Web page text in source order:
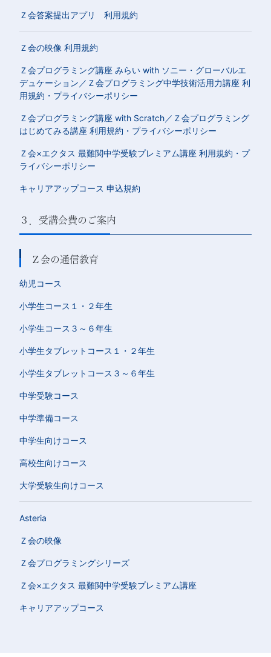
Ｚ会答案提出アプリ 利用規約
Ｚ会の映像 利用規約
Ｚ会プログラミング講座 みらい with ソニー・グローバルエ
デュケーション／Ｚ会プログラミング中学技術活用力講座 利
用規約・プライバシーポリシー
Ｚ会プログラミング講座 with Scratch／Ｚ会プログラミング
はじめてみる講座 利用規約・プライバシーポリシー
Ｚ会×エクタス 最難関中学受験プレミアム講座 利用規約・プ
ライバシーポリシー
キャリアアップコース 申込規約
３．受講会費のご案内
Ｚ会の通信教育
幼児コース
小学生コース１・２年生
小学生コース３～６年生
小学生タブレットコース１・２年生
小学生タブレットコース３～６年生
中学受験コース
中学準備コース
中学生向けコース
高校生向けコース
大学受験生向けコース
Asteria
Ｚ会の映像
Ｚ会プログラミングシリーズ
Ｚ会×エクタス 最難関中学受験プレミアム講座
キャリアアップコース